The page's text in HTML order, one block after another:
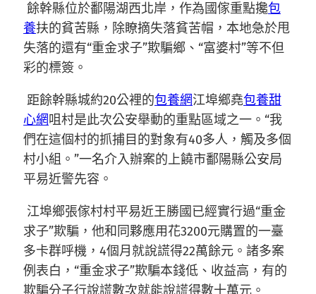
餘幹縣位於鄱陽湖西北岸，作為國傢重點攙包
養扶的貧苦縣，除瞭摘失落貧苦帽，本地急於甩
失落的還有“重金求子”欺騙鄉、“富婆村”等不但
彩的標簽。
距餘幹縣城約20公裡的包養網江埠鄉堯包養甜
心網咀村是此次公安舉動的重點區域之一。“我
們在這個村的抓捕目的對象有40多人，觸及多個
村小組。”一名介入辦案的上饒市鄱陽縣公安局
平易近警先容。
江埠鄉張傢村村平易近王勝國已經實行過“重金
求子”欺騙，他和同夥應用花3200元購置的一臺
多卡群呼機，4個月就說謊得22萬餘元。諸多案
例表白，“重金求子”欺騙本錢低、收益高，有的
欺騙分子行說謊數次就能說謊得數十萬元。